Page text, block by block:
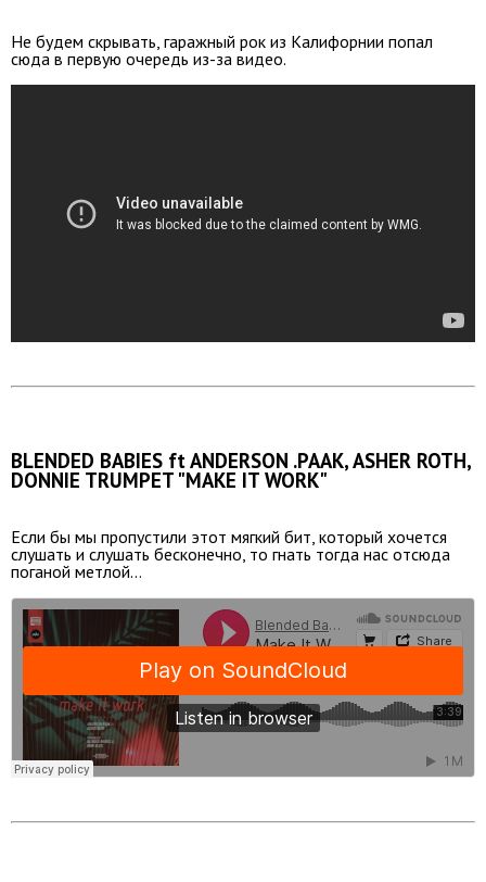
Не будем скрывать, гаражный рок из Калифорнии попал
сюда в первую очередь из-за видео.
BLENDED BABIES ft ANDERSON .PAAK, ASHER ROTH,
DONNIE TRUMPET "MAKE IT WORK"
Если бы мы пропустили этот мягкий бит, который хочется
слушать и слушать бесконечно, то гнать тогда нас отсюда
поганой метлой...